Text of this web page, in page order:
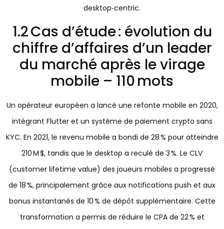
desktop‑centric.
1.2 Cas d’étude : évolution du
chiffre d’affaires d’un leader
du marché après le virage
mobile – 110 mots
Un opérateur européen a lancé une refonte mobile en 2020,
intégrant Flutter et un système de paiement crypto sans
KYC. En 2021, le revenu mobile a bondi de 28 % pour atteindre
210 M $, tandis que le desktop a reculé de 3 %. Le CLV
(customer lifetime value) des joueurs mobiles a progressé
de 18 %, principalement grâce aux notifications push et aux
bonus instantanés de 10 % de dépôt supplémentaire. Cette
transformation a permis de réduire le CPA de 22 % et